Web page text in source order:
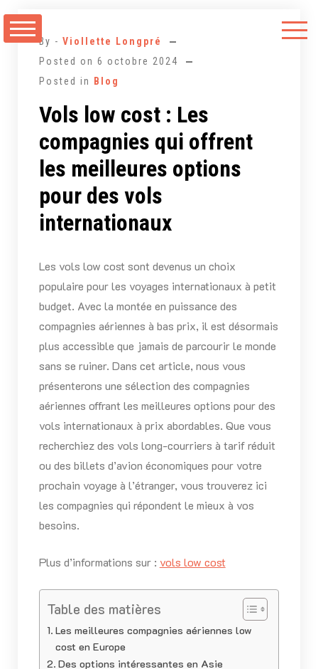
au
By - Viollette Longpré
Posted on 6 octobre 2024
Posted in
Blog
Vols low cost : Les
compagnies qui offrent
les meilleures options
pour des vols
internationaux
Les vols low cost sont devenus un choix
populaire pour les voyages internationaux à petit
budget. Avec la montée en puissance des
compagnies aériennes à bas prix, il est désormais
plus accessible que jamais de parcourir le monde
sans se ruiner. Dans cet article, nous vous
présenterons une sélection des compagnies
aériennes offrant les meilleures options pour des
vols internationaux à prix abordables. Que vous
recherchiez des vols long-courriers à tarif réduit
ou des billets d’avion économiques pour votre
prochain voyage à l’étranger, vous trouverez ici
les compagnies qui répondent le mieux à vos
besoins.
Plus d’informations sur : vols low cost
Table des matières
Les meilleures compagnies aériennes low
cost en Europe
Des options intéressantes en Asie